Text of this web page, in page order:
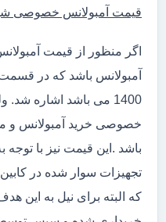
قیمت آمبولانس خصوصی
اگر منظور از قیمت
آمبولانس باشد که در
1400 می باشد اشاره
خصوصی خرید آمبولانس و
باشد .این قیمت نیز با توجه
تجهیزات سوار شده در
که البته برای نیل به